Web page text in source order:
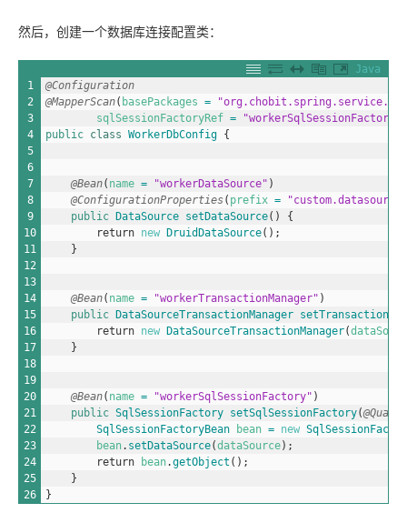
然后，创建一个数据库连接配置类：
Java
1
2
3
4
5
6
7
8
9
10
11
12
13
14
15
16
17
18
19
20
21
22
23
24
25
26
@Configuration
@MapperScan( basePackages =
sqlSessionFactoryRef = "workerSqlSessionFactory"
public class WorkerDbConfig {
@Bean( name = "workerDataSource" )
@ConfigurationProperties( prefix =
public
DataSource setDataSource( )
{
return new DruidDataSource( ) ;
}
@Bean( name = "workerTransactionManager" )
public
DataSourceTransactionManager
return new DataSourceTransactionManager(
}
@Bean( name = "workerSqlSessionFactory" )
public SqlSessionFactory setSqlSessionFactory(
SqlSessionFactoryBean
bean = new
bean. setDataSource(dataSource) ;
return
bean.getObject ( ) ;
}
}